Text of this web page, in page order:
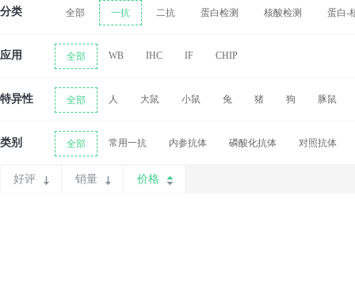
分类 全部 一抗 二抗 蛋白检测 核酸检测 蛋白-
应用 全部 WB IHC IF CHIP
特异性 全部 人 大鼠 小鼠 兔 猪 狗 豚鼠
类别 全部 常用一抗 内参抗体 磷酸化抗体 对照抗体
好评 销量 价格